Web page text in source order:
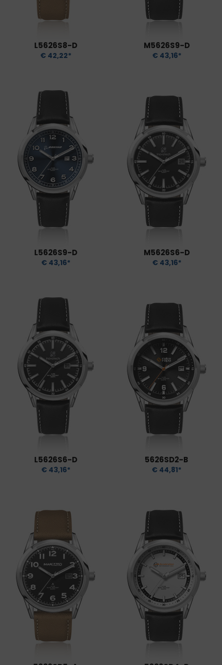
L5626S8-D
€ 42,22*
M5626S9-D
€ 43,16*
L5626S9-D
€ 43,16*
M5626S6-D
€ 43,16*
L5626S6-D
€ 43,16*
5626SD2-B
€ 44,81*